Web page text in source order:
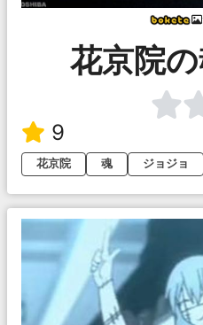
花京院
9
花京院
魂 ジョジョ